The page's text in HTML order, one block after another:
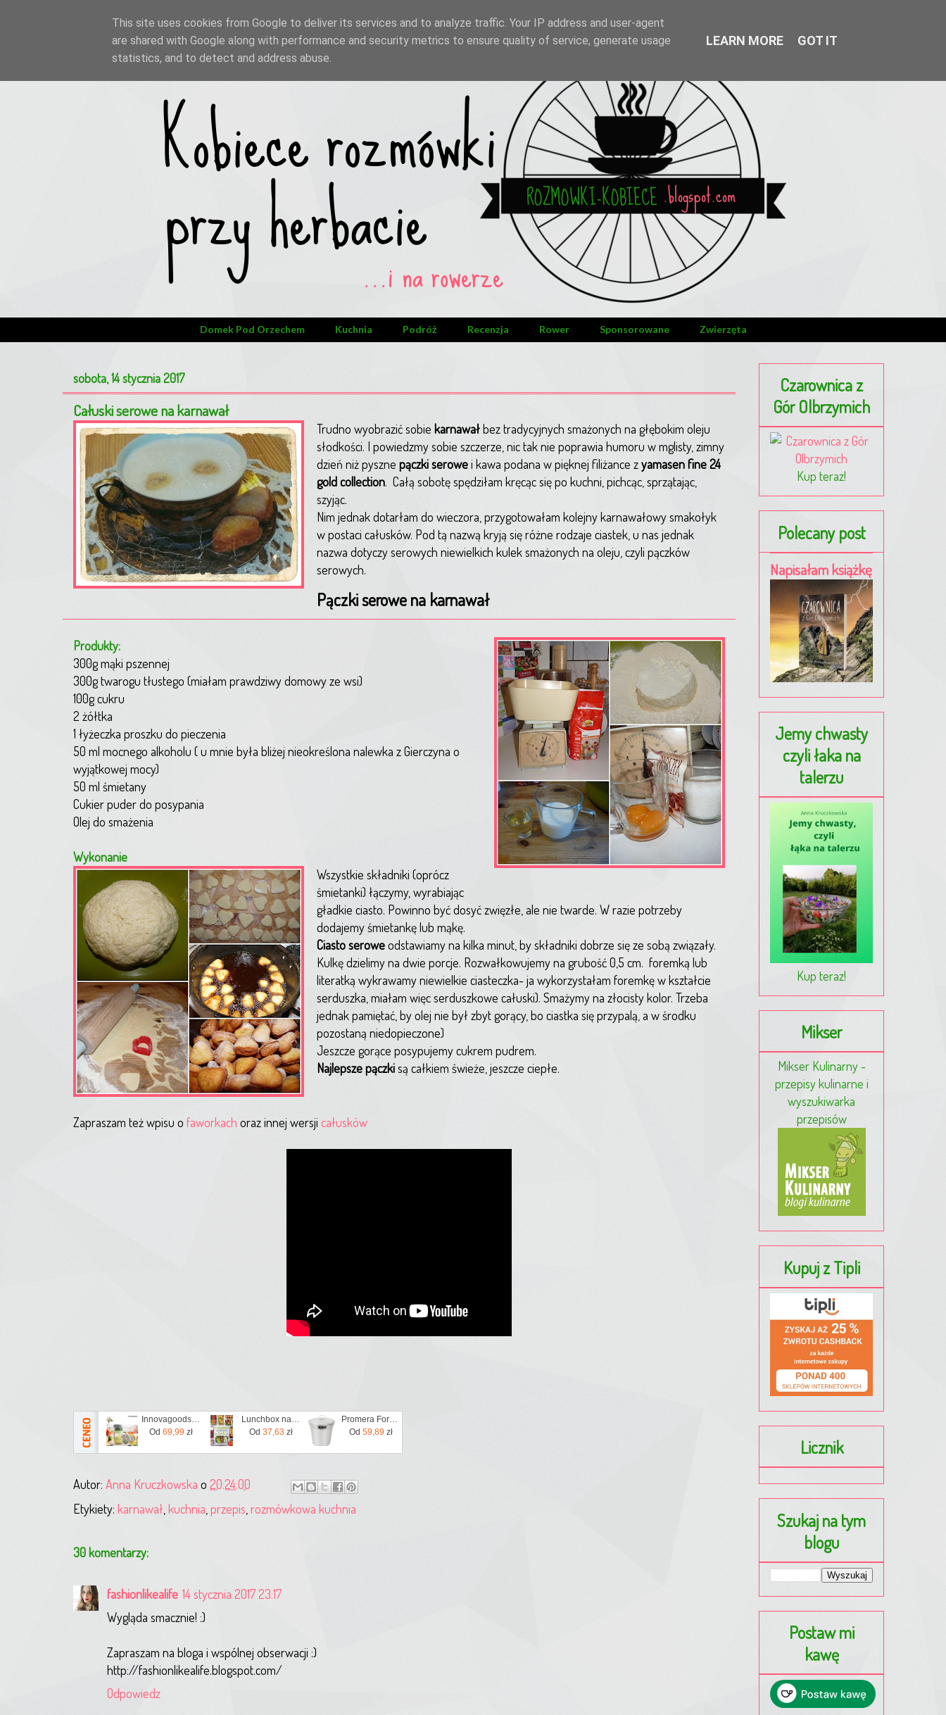
Domek Pod Orzechem Kuchnia Podróż Recenzja Rower Sponsorowane Zwierzęta
sobota, 14 stycznia 2017
Całuski serowe na karnawał
Trudno wyobrazić sobie karnawałbez tradycyjnych smażonych na głębokim oleju
słodkości. I powiedzmy sobie szczerze, nic tak nie poprawia humoru w mglisty, zimny
dzień niż pyszne pączki serowei kawa podana w pięknej filiżance zyamasen fine 24
gold collection. Całą sobotę spędziłam kręcąc się po kuchni, pichcąc, sprzątając,
szyjąc.
Nim jednak dotarłam do wieczora, przygotowałam kolejny karnawałowy smakołyk
w postaci całusków. Pod tą nazwą kryją się różne rodzaje ciastek, u nas jednak
nazwa dotyczy serowych niewielkich kulek smażonych na oleju, czyli pączków
serowych.
Pączki serowe na karnawał
Produkty:
300g mąki pszennej
300g twarogu tłustego (miałam prawdziwy domowy ze wsi)
100g cukru
2 żółtka
1 łyżeczka proszku do pieczenia
50 ml mocnego alkoholu ( u mnie była bliżej nieokreślona nalewka z Gierczyna o
wyjątkowej mocy)
50 ml śmietany
Cukier puder do posypania
Olej do smażenia
Wykonanie
Wszystkie składniki (oprócz
śmietanki) łączymy, wyrabiając
gładkie ciasto. Powinno być dosyć zwięzłe, ale nie twarde. W razie potrzeby
dodajemy śmietankę lub mąkę.
Ciasto seroweodstawiamy na kilka minut, by składniki dobrze się ze sobą związały.
Kulkę dzielimy na dwie porcje. Rozwałkowujemy na grubość 0,5 cm. foremką lub
literatką wykrawamy niewielkie ciasteczka- ja wykorzystałam foremkę w kształcie
serduszka, miałam więc serduszkowe całuski). Smażymy na złocisty kolor. Trzeba
jednak pamiętać, by olej nie był zbyt gorący, bo ciastka się przypalą, a w środku
pozostaną niedopieczone)
Jeszcze gorące posypujemy cukrem pudrem.
Najlepsze pączkisą całkiem świeże, jeszcze ciepłe.
Zapraszam też wpisu o faworkach oraz innej wersji całusków
Innovagoods Krajalnica Spiralna Do Warzyw Z Tarką I Przepisami Vigizer
Od 69,99 zł
Lunchbox na każdy dzień. Przepisy inspirowane japońskim Bento
Od 37,63 zł
Promera Forma Garnek Do Gotowanej Babki Duża 2L + Przepis
Od 59,89 zł
Autor: Anna Kruczkowska o 20:24:00
Etykiety: karnawał kuchnia przepis rozmówkowa kuchnia
30 komentarzy:
fashionlikealife 14 stycznia 2017 23:17
Wygląda smacznie! :)
Zapraszam na bloga i wspólnej obserwacji :)
http://fashionlikealife.blogspot.com/
Odpowiedz
Czarownica z
Gór Olbrzymich
Kup teraz!
Polecany post
Napisałam książkę
Jemy chwasty
czyli łaka na
talerzu
Kup teraz!
Mikser
Mikser Kulinarny -
przepisy kulinarne i
wyszukiwarka
przepisów
Kupuj z Tipli
Licznik
Szukaj na tym
blogu
Postaw mi
kawę
This site uses cookies from Google to deliver its services and to analyze traffic. Your IP address and user-agent
are shared with Google along with performance and security metrics to ensure quality of service, generate usage
statistics, and to detect and address abuse.
LEARN MORE GOT IT